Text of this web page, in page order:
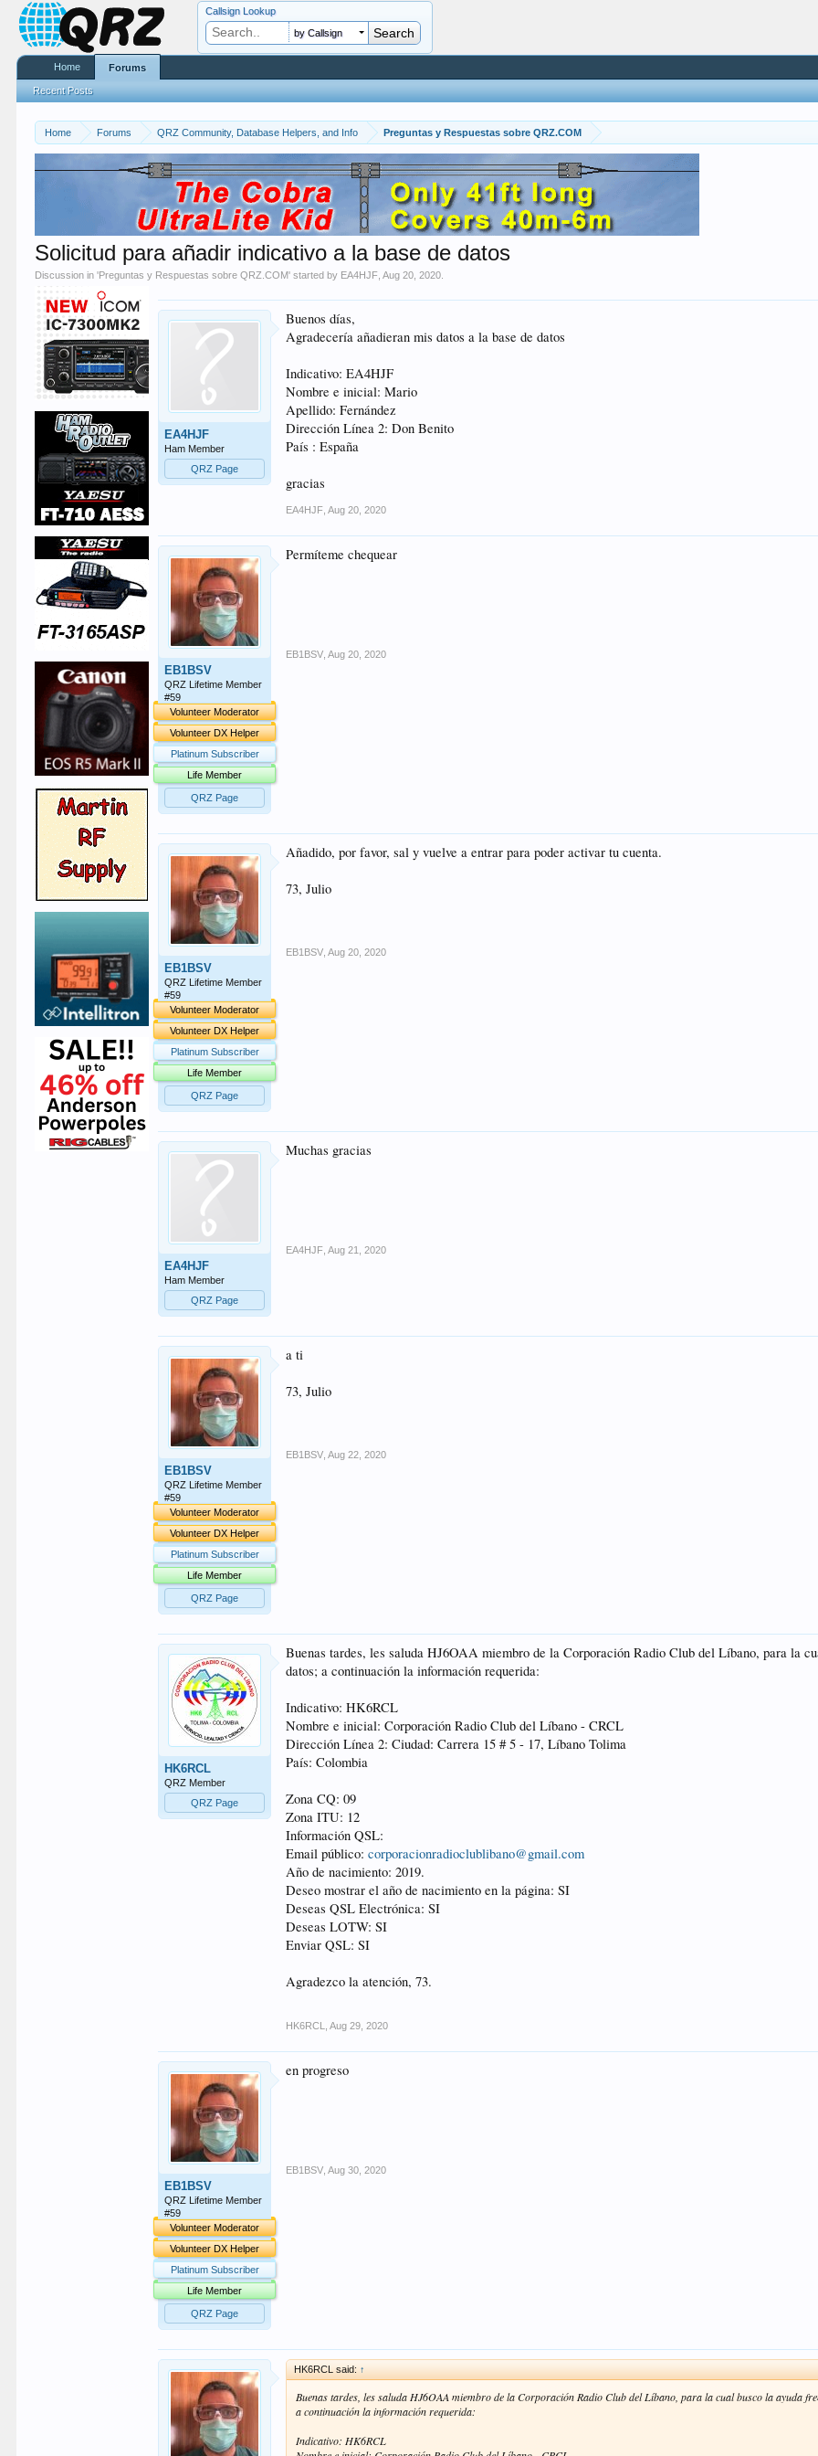
Home Forums QRZ Community, Database Helpers, and Info Preguntas y Respuestas sobre QRZ.COM
Solicitud para añadir indicativo a la base de datos
Discussion in 'Preguntas y Respuestas sobre QRZ.COM' started by EA4HJF ,Aug 20, 2020
EA4HJF
Ham Member
QRZ Page
Buenos días,
Agradecería añadieran mis datos a la base de datos
Indicativo: EA4HJF
Nombre e inicial: Mario
Apellido: Fernández
Dirección Línea 2: Don Benito
País : España
gracias
EA4HJF Aug 20, 2020
EB1BSV
QRZ Lifetime Member
#59
Volunteer Moderator
Volunteer DX Helper
Platinum Subscriber
Life Member
QRZ Page
Permíteme chequear
EB1BSV Aug 20, 2020
EB1BSV
QRZ Lifetime Member
#59
Volunteer Moderator
Volunteer DX Helper
Platinum Subscriber
Life Member
QRZ Page
Añadido, por favor, sal y vuelve a entrar para poder activar tu cuenta.
73, Julio
EB1BSV Aug 20, 2020
EA4HJF
Ham Member
QRZ Page
Muchas gracias
EA4HJF Aug 21, 2020
EB1BSV
QRZ Lifetime Member
#59
Volunteer Moderator
Volunteer DX Helper
Platinum Subscriber
Life Member
QRZ Page
a ti
73, Julio
EB1BSV Aug 22, 2020
HK6RCL
QRZ Member
QRZ Page
Buenas tardes, les saluda HJ6OAA miembro de la Corporación Radio Club del Líbano, para la
datos; a continuación la información requerida:
Indicativo: HK6RCL
Nombre e inicial: Corporación Radio Club del Líbano - CRCL
Dirección Línea 2: Ciudad: Carrera 15 # 5 - 17, Líbano Tolima
País: Colombia
Zona CQ: 09
Zona ITU: 12
Información QSL:
Email público:corporacionradioclublibano@gmail.com
Año de nacimiento: 2019.
Deseo mostrar el año de nacimiento en la página: SI
Deseas QSL Electrónica: SI
Deseas LOTW: SI
Enviar QSL: SI
Agradezco la atención, 73.
HK6RCL Aug 29, 2020
EB1BSV
QRZ Lifetime Member
#59
Volunteer Moderator
Volunteer DX Helper
Platinum Subscriber
Life Member
QRZ Page
en progreso
EB1BSV Aug 30, 2020
HK6RCL said: ↑
Buenas tardes, les saluda HJ6OAA miembro de la Corporación Radio Club del Líbano, para la cual busco la ayuda
a continuación la información requerida:
Indicativo: HK6RCL
Callsign Lookup
by Callsign
Home Forums
Recent Posts